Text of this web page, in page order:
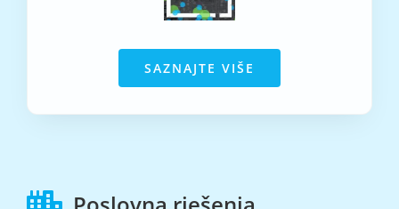
SAZNAJTE VIŠE